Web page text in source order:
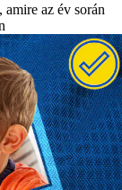
amire az év során